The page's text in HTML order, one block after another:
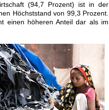
(94,7 Prozent) ist in der
Höchststand von 99,3 Prozent.
einen höheren Anteil dar als im